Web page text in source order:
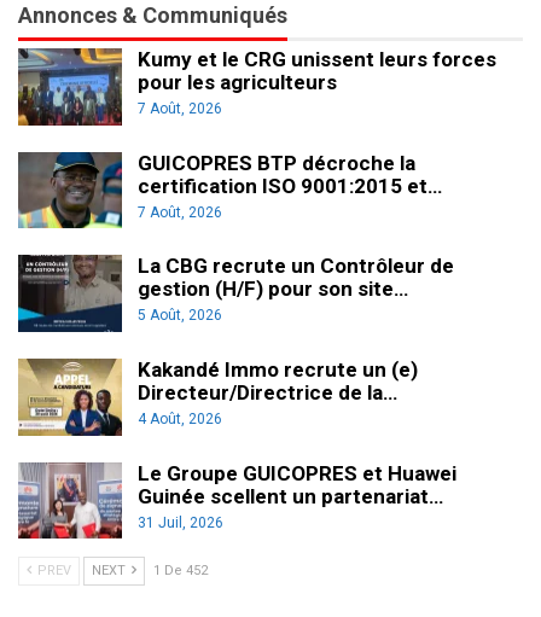
Annonces & Communiqués
Kumy et le CRG unissent leurs forces
pour les agriculteurs
7 Août, 2026
GUICOPRES BTP décroche la
certification ISO 9001:2015 et…
7 Août, 2026
La CBG recrute un Contrôleur de
gestion (H/F) pour son site…
5 Août, 2026
Kakandé Immo recrute un (e)
Directeur/Directrice de la…
4 Août, 2026
Le Groupe GUICOPRES et Huawei
Guinée scellent un partenariat…
31 Juil, 2026
PREV NEXT 1 De 452